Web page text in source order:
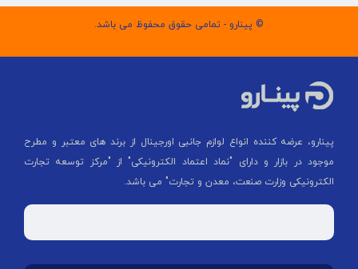
© پینارو - تمامی حقوق محفوظ می باشد.
پینارو، عرضه کننده انواع لوازم جانبی اورجینال از برند های معتبر و مطرح
موجود در بازار و دارای "نماد اعتماد الکترونیکی" از "مركز توسعه تجارت
الكترونیكی وزارت صنعت، معدن و تجارت" می باشد.